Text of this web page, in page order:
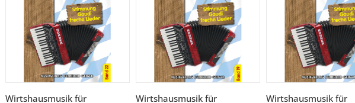
Wirtshausmusik für
Wirtshausmusik für
Wirtshausmusik für